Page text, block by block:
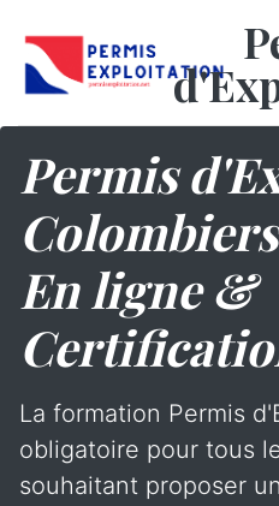
Permis
En ligne &
La formation Permis
obligatoire pour tous
souhaitant proposer